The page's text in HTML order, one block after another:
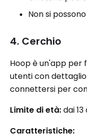
Non si
4. Cerchio
Hoop è un'app per
utenti con
connettersi per
Limite di età:dai 13
Caratteristiche: